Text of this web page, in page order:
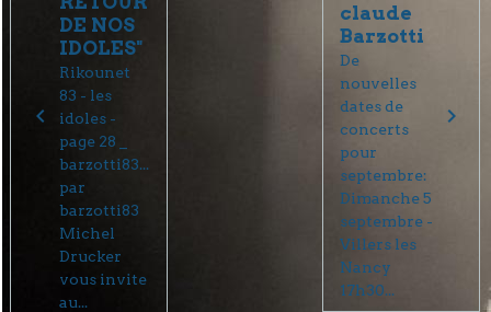
DE NOS
IDOLES"
Rikounet
83 - les
idoles -
page 28 _
barzotti83...
par
barzotti83
Michel
Drucker
vous invite
au...
claude
Barzotti
De
nouvelles
dates de
concerts
pour
septembre:
Dimanche 5
septembre -
Villers les
Nancy
17h30...